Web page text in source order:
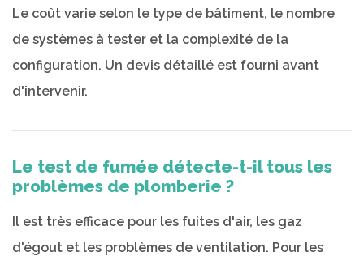
Le coût varie selon le type de bâtiment, le nombre
de systèmes à tester et la complexité de la
configuration. Un devis détaillé est fourni avant
d'intervenir.
Le test de fumée détecte-t-il tous les
problèmes de plomberie ?
Il est très efficace pour les fuites d'air, les gaz
d'égout et les problèmes de ventilation. Pour les